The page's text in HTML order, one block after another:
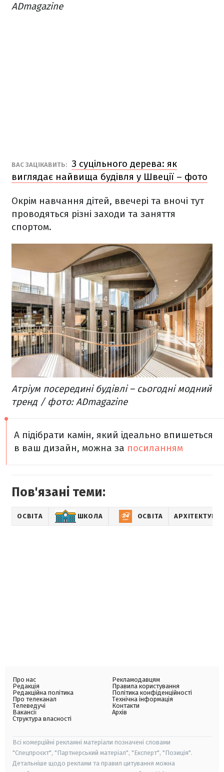
ADmagazine
​ВАС ЗАЦІКАВИТЬ: З суцільного дерева: як
виглядає найвища будівля у Швеції – фото
Окрім навчання дітей, ввечері та вночі тут
проводяться різні заходи та заняття
спортом.
Атріум посередині будівлі – сьогодні модний
тренд / фото: ADmagazine
А підібрати камін, який ідеально впишеться
в ваш дизайн, можна за посиланням
Пов'язані теми:
ОСВІТА ШКОЛА ОСВІТА АРХІТЕКТУРА
Про нас
Редакція
Редакційна політика
Про телеканал
Телеведучі
Вакансії
Структура власності
Рекламодавцям
Правила користування
Політика конфіденційності
Технічна інформація
Контакти
Архів
Всі комерційні рекламні матеріали позначені словами
"Спецпроєкт", "Партнерський матеріал", "Експерт", "Позиція".
Детальніше щодо реклами та правил цитування можна